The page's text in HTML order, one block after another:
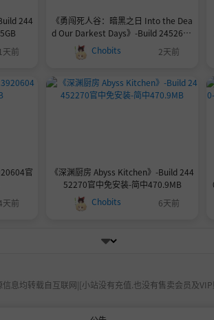
244
1天前
《勇闯死人谷：暗黑之日 Into the Dea
d Our Darkest Days》-Build 2452659
1官中免安装-简中7.9GB
Chobits 2天前
官
天前
《深渊厨房 Abyss Kitchen》-Build 244
52270官中免安装-简中470.9MB
Chobits
6天前
息均转载自互联网|[小站没有充值.也没有售卖会员及